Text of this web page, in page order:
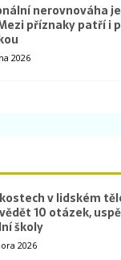
nerovnováha
příznaky patří i
2026
v lidském
10 otázek,
školy
2026